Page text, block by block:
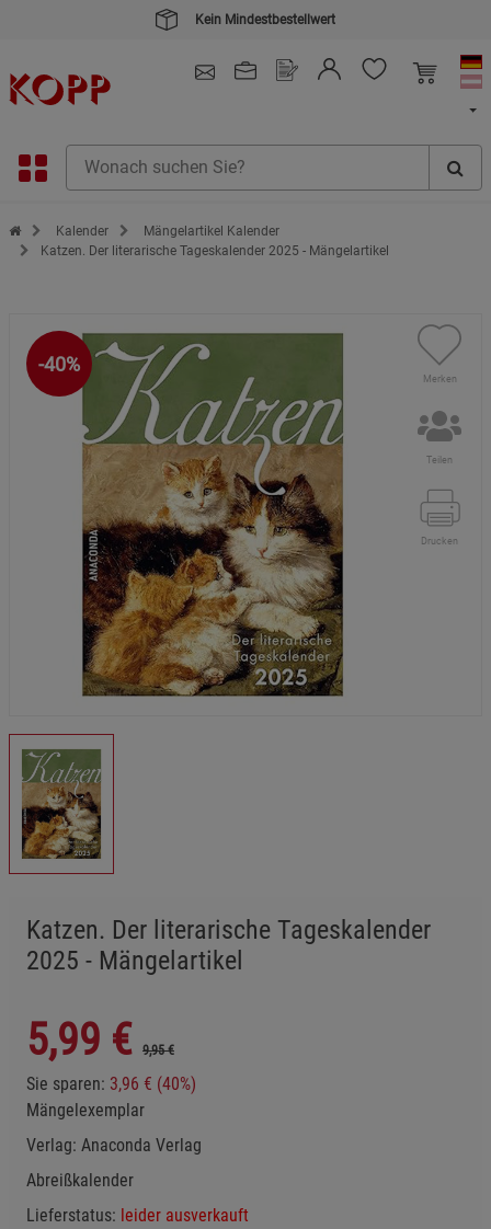
Kein Mindestbestellwert
Zur Startseite des Kopp Verlag Online-Shop
Kalender
Mängelartikel Kalender
Katzen. Der literarische Tageskalender 2025 - Mängelartikel
-40%
Merken
Teilen
Drucken
Katzen. Der literarische Tageskalender
2025 - Mängelartikel
5,99 € 9,95 €
Sie sparen: 3,96 € (40%)
Mängelexemplar
Verlag: Anaconda Verlag
Abreißkalender
Lieferstatus: leider ausverkauft